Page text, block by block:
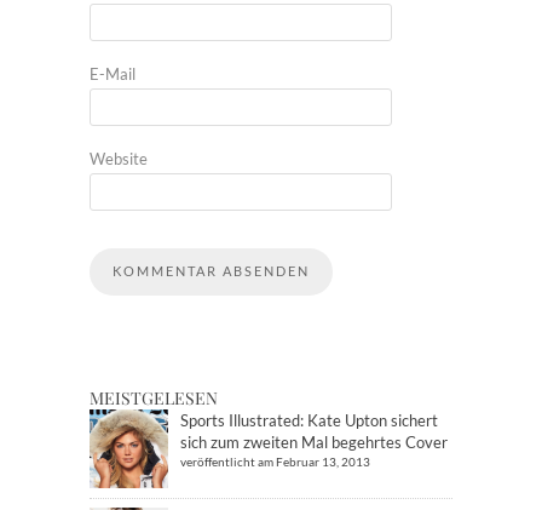
E-Mail
Website
MEISTGELESEN
Sports Illustrated: Kate Upton sichert
sich zum zweiten Mal begehrtes Cover
veröffentlicht am Februar 13, 2013